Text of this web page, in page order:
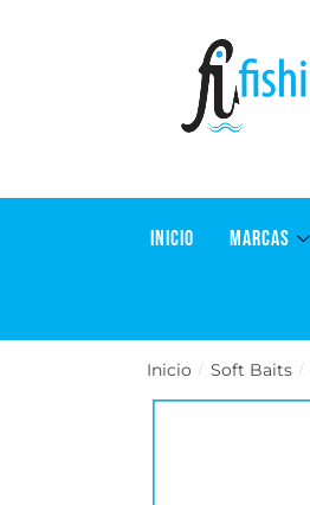
INICIO MARCAS
Inicio / Soft Baits /